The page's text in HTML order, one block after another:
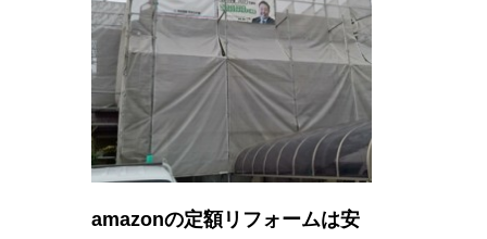
amazonの定額リフォームは安